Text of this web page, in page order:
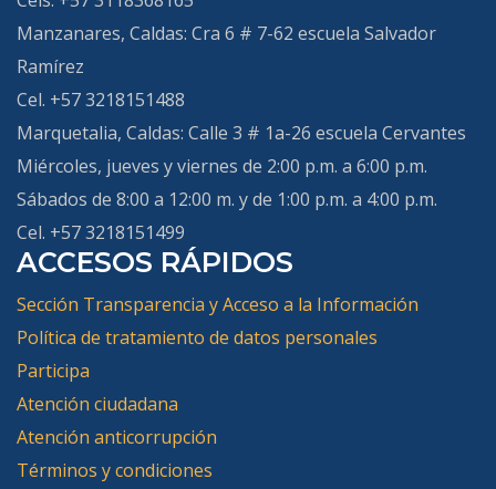
Manzanares, Caldas: Cra 6 # 7-62 escuela Salvador
Ramírez
Cel. +57 3218151488
Marquetalia, Caldas: Calle 3 # 1a-26 escuela Cervantes
Miércoles, jueves y viernes de 2:00 p.m. a 6:00 p.m.
Sábados de 8:00 a 12:00 m. y de 1:00 p.m. a 4:00 p.m.
Cel. +57 3218151499
ACCESOS RÁPIDOS
Sección Transparencia y Acceso a la Información
Política de tratamiento de datos personales
Participa
Atención ciudadana
Atención anticorrupción
Términos y condiciones